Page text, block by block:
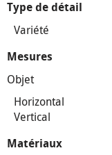
Type de détail
Variété
Mesures
Objet
Horizontal
Vertical
Matériaux